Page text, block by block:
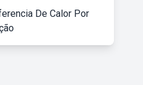
De Calor Por